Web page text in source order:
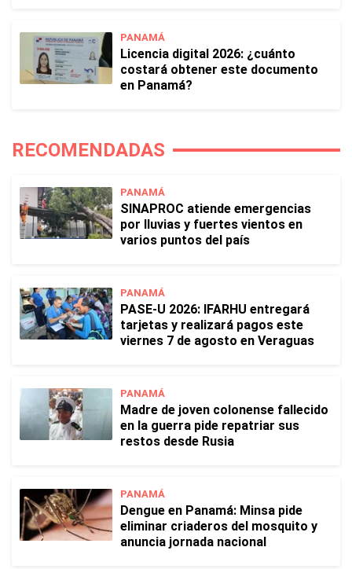
PANAMÁ
Licencia digital 2026: ¿cuánto
costará obtener este documento
en Panamá?
RECOMENDADAS
PANAMÁ
SINAPROC atiende emergencias
por lluvias y fuertes vientos en
varios puntos del país
PANAMÁ
PASE-U 2026: IFARHU entregará
tarjetas y realizará pagos este
viernes 7 de agosto en Veraguas
PANAMÁ
Madre de joven colonense fallecido
en la guerra pide repatriar sus
restos desde Rusia
PANAMÁ
Dengue en Panamá: Minsa pide
eliminar criaderos del mosquito y
anuncia jornada nacional